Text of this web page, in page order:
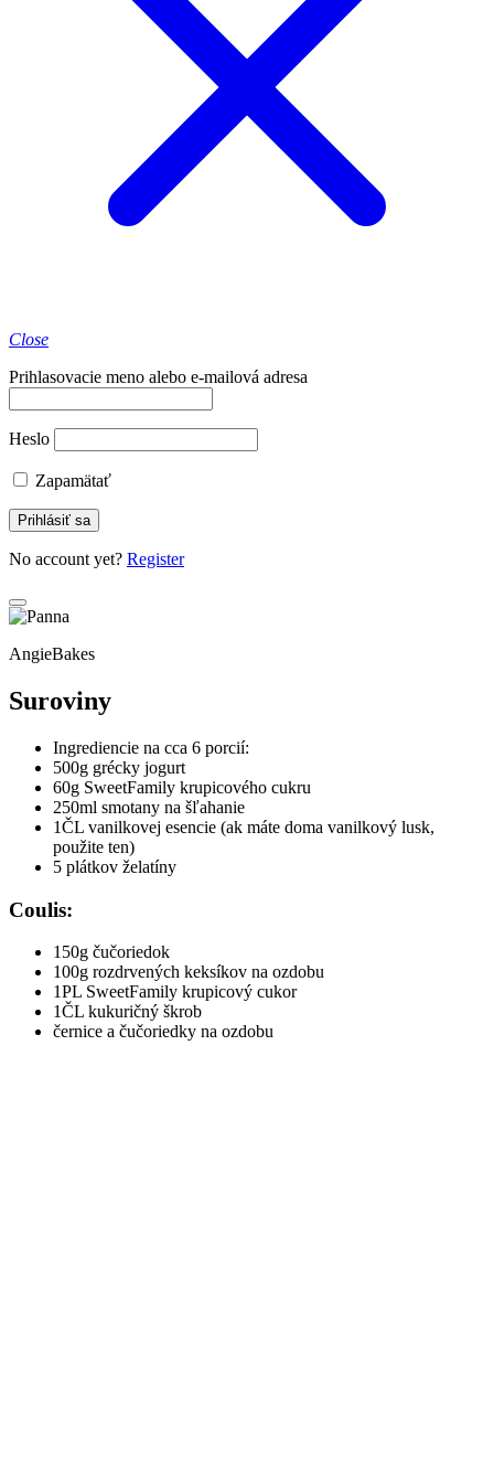
Close
Prihlasovacie meno alebo e-mailová adresa
Heslo
Zapamätať
No account yet? Register
AngieBakes
Suroviny
Ingrediencie na cca 6 porcií:
500g grécky jogurt
60g SweetFamily krupicového cukru
250ml smotany na šľahanie
1ČL vanilkovej esencie (ak máte doma vanilkový lusk,
použite ten)
5 plátkov želatíny
Coulis:
150g čučoriedok
100g rozdrvených keksíkov na ozdobu
1PL SweetFamily krupicový cukor
1ČL kukuričný škrob
černice a čučoriedky na ozdobu